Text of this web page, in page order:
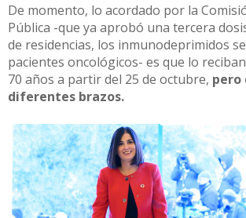
De momento, lo acordado por la
Pública -que ya aprobó una tercera
de residencias, los inmunodeprimidos
pacientes oncológicos- es que lo
70 años a partir del 25 de octubre, pero
diferentes brazos.